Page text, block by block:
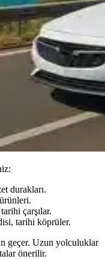
durakları.
çarşılar.
tarihi köprüler.
geçer. Uzun yolculuklar
önerilir.